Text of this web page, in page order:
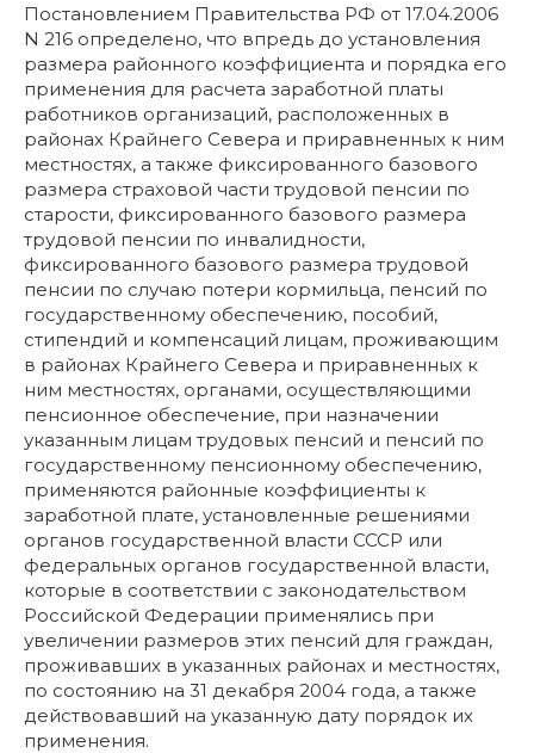
Постановлением Правительства РФ от 17.04.2006
N 216 определено, что впредь до установления
размера районного коэффициента и порядка его
применения для расчета заработной платы
работников организаций, расположенных в
районах Крайнего Севера и приравненных к ним
местностях, а также фиксированного базового
размера страховой части трудовой пенсии по
старости, фиксированного базового размера
трудовой пенсии по инвалидности,
фиксированного базового размера трудовой
пенсии по случаю потери кормильца, пенсий по
государственному обеспечению, пособий,
стипендий и компенсаций лицам, проживающим
в районах Крайнего Севера и приравненных к
ним местностях, органами, осуществляющими
пенсионное обеспечение, при назначении
указанным лицам трудовых пенсий и пенсий по
государственному пенсионному обеспечению,
применяются районные коэффициенты к
заработной плате, установленные решениями
органов государственной власти СССР или
федеральных органов государственной власти,
которые в соответствии с законодательством
Российской Федерации применялись при
увеличении размеров этих пенсий для граждан,
проживавших в указанных районах и местностях,
по состоянию на 31 декабря 2004 года, а также
действовавший на указанную дату порядок их
применения.